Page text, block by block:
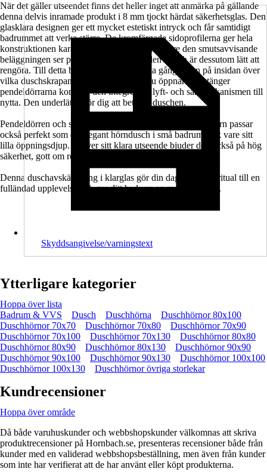
När det gäller utseendet finns det heller inget att anmärka på gällande
denna delvis inramade produkt i 8 mm tjockt härdat säkerhetsglas. Den
glasklara designen ger ett mycket estetiskt intryck och får samtidigt
badrummet att verka större. De kromfärgade sidoprofilerna ger hela
konstruktionen karaktär och stabilitet. Tack vare den smutsavvisande
beläggningen ser produkten alltid välhållen ut och är dessutom lätt att
rengöra. Till detta bidrar också de infällda gångjärnen på insidan över
vilka duschskrapan glider elegant. När du öppnar och stänger
pendeldörrarna kommer den integrerade lyft- och sänkmekanismen till
nytta. Den underlättar för dig att beträda duschen.
Pendeldörren och sidoväggen i serien SETTE från Jungborn passar
också perfekt som en elegant hörndusch i små badrum tack vare sitt
lilla öppningsdjup. Utöver sitt klara utseende bjuder den också på hög
säkerhet, gott om rörelsefrihet och komfort.
Denna duschavskärmning i klarglas gör din dagliga duschritual till en
fulländad upplevelse och ger ditt badrum en modern touch.
Skyddsangivelse/varningstext
Ytterligare kategorier
Hoppa över lista
Badrum & VVS
Dusch Duschhörna
Duschhörnor 80x100
Duschhörnor 70x70
Duschhörnor 70x80
Duschhörnor 70x90
Duschhörnor 70x100
Duschhörnor 70x130
Duschhörnor 80x80
Duschhörnor 80x90
Duschhörnor 80x130
Duschhörnor 90x90
Duschhörnor 90x100
Duschhörnor 90x130
Duschhörnor 100x100
Duschhörnor 100x130
Duschhörnor övriga storlekar
Kundrecensioner
Hoppa över område
Då både varuhuskunder och webbshopskunder välkomnas att skriva
produktrecensioner på Hornbach.se, presenteras recensioner både från
kunder med en validerad webbshopsbeställning, men även från kunder
som inte har verifierat att de har använt eller köpt produkterna.